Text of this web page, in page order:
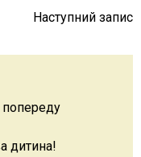
Наступний запис
попереду
дитина!